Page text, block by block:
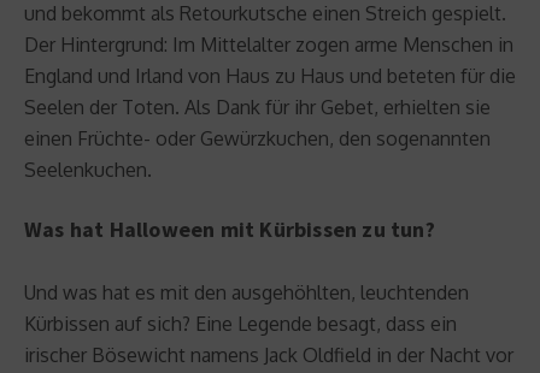
und bekommt als Retourkutsche einen Streich gespielt.
Der Hintergrund: Im Mittelalter zogen arme Menschen in
England und Irland von Haus zu Haus und beteten für die
Seelen der Toten. Als Dank für ihr Gebet, erhielten sie
einen Früchte- oder Gewürzkuchen, den sogenannten
Seelenkuchen.
Was hat Halloween mit Kürbissen zu tun?
Und was hat es mit den ausgehöhlten, leuchtenden
Kürbissen auf sich? Eine Legende besagt, dass ein
irischer Bösewicht namens Jack Oldfield in der Nacht vor